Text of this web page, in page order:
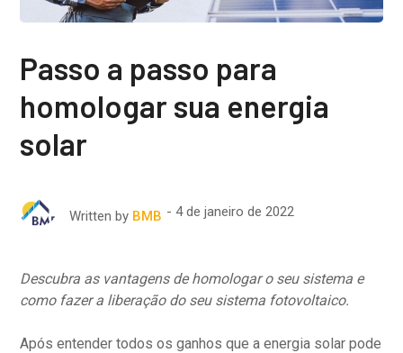
Passo a passo para
homologar sua energia
solar
Written by BMB 4 de janeiro de 2022
Descubra as vantagens de homologar o seu sistema e
como fazer a liberação do seu sistema fotovoltaico.
Após entender todos os ganhos que a energia solar pode